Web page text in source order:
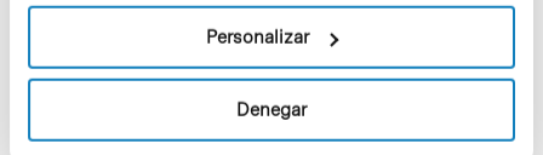
Personalizar
Denegar
Científicos del Instituto de Investigación Biomédica (IRB
Barcelona) en el Parc Científic de Barcelona, de la
Universidad Pompeu Fabra (UPF) y de la Universidad de